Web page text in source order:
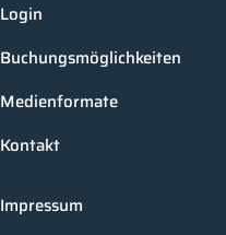
Login
Buchungsmöglichkeiten
Medienformate
Kontakt
Impressum